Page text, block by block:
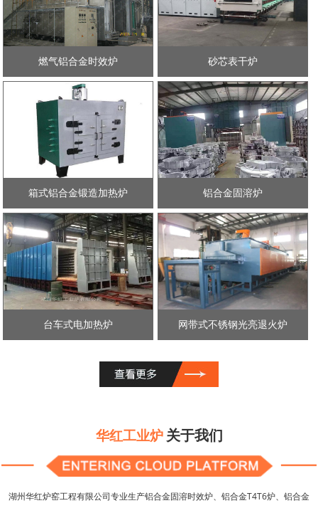
燃气铝合金时效炉 砂芯表干炉
箱式铝合金锻造加热炉 铝合金固溶炉
台车式电加热炉 网带式不锈钢光亮退火炉
华红工业炉 关于我们
湖州华红炉窑工程有限公司专业生产铝合金固溶时效炉、铝合金T4T6炉、铝合金